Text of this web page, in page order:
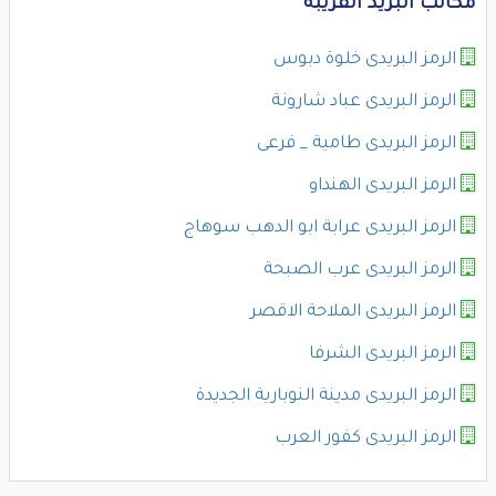
مكاتب البريد القريبة
الرمز البريدى خلوة دبوس
الرمز البريدى عباد شارونة
الرمز البريدى طامية _ فرعى
الرمز البريدى الهنداو
الرمز البريدى عرابة ابو الدهب سوهاج
الرمز البريدى عرب الصبحة
الرمز البريدى الملاحة الاقصر
الرمز البريدى الشرفا
الرمز البريدى مدينة النوبارية الجديدة
الرمز البريدى كفور العرب